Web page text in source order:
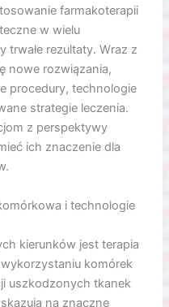
farmakoterapii
w wielu
trwałe rezultaty. Wraz z
nowe rozwiązania,
procedury, technologie
strategie leczenia.
z perspektywy
ich znaczenie dla
i technologie
kierunków jest terapia
komórek
uszkodzonych tkanek
na znaczne